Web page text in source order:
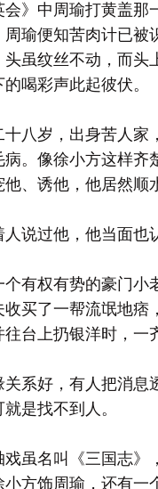
中周瑜打黄盖那
瑜便知苦肉计已
头虽纹丝不动，而
喝彩声此起彼伏。
岁，出身苦人家
。像徐小方这样
、诱他，他居然顺
过他，他当面也认
权有势的豪门小
买了一帮流氓地
台上扔银洋时，一
好，有人把消息
是找不到人。
名叫《三国志》
方饰周瑜，还有一